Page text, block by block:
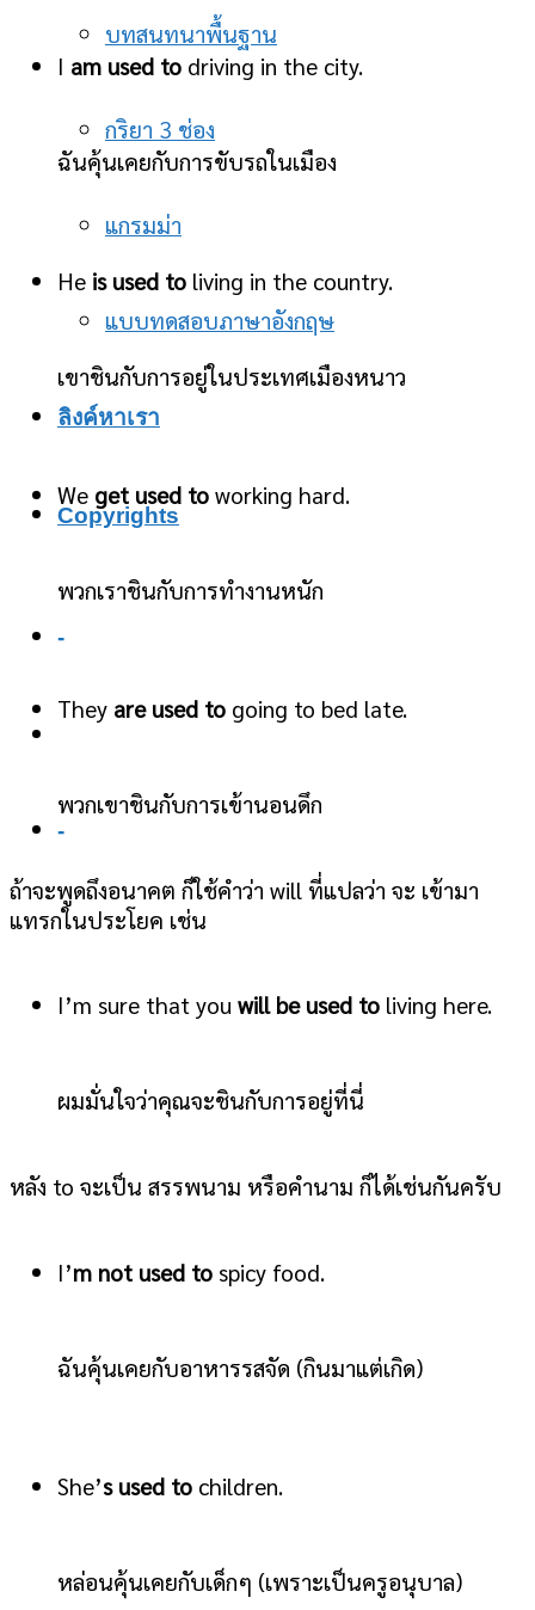
บทสนทนาพื้นฐาน
กริยา 3 ช่อง
แกรมม่า
แบบทดสอบภาษาอังกฤษ
ลิงค์หาเรา
Copyrights
-
-
I am used to driving in the city.
ฉันคุ้นเคยกับการขับรถในเมือง
He is used to living in the country.
เขาชินกับการอยู่ในประเทศเมืองหนาว
We get used to working hard.
พวกเราชินกับการทำงานหนัก
They are used to going to bed late.
พวกเขาชินกับการเข้านอนดึก
ถ้าจะพูดถึงอนาคต ก็ใช้คำว่า will ที่แปลว่า จะ เข้ามา
แทรกในประโยค เช่น
I’m sure that you will be used to living here.
ผมมั่นใจว่าคุณจะชินกับการอยู่ที่นี่
หลัง to จะเป็น สรรพนาม หรือคำนาม ก็ได้เช่นกันครับ
I’m not used to spicy food.
ฉันคุ้นเคยกับอาหารรสจัด (กินมาแต่เกิด)
She’s used to children.
หล่อนคุ้นเคยกับเด็กๆ (เพราะเป็นครูอนุบาล)